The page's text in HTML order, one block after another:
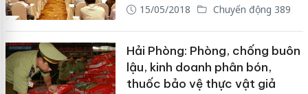
15/05/2018 Chuyển động 389
Hải Phòng: Phòng, chống buôn
lậu, kinh doanh phân bón,
thuốc bảo vệ thực vật giả